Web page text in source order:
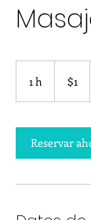
1 h
mexicano
$1
Reservar